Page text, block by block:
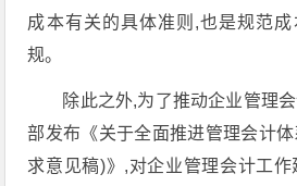
成本有关的具体准则,也是规范
规。
除此之外,为了推动企业管理
部发布《关于全面推进管理会计
求意见稿)》,对企业管理会计工